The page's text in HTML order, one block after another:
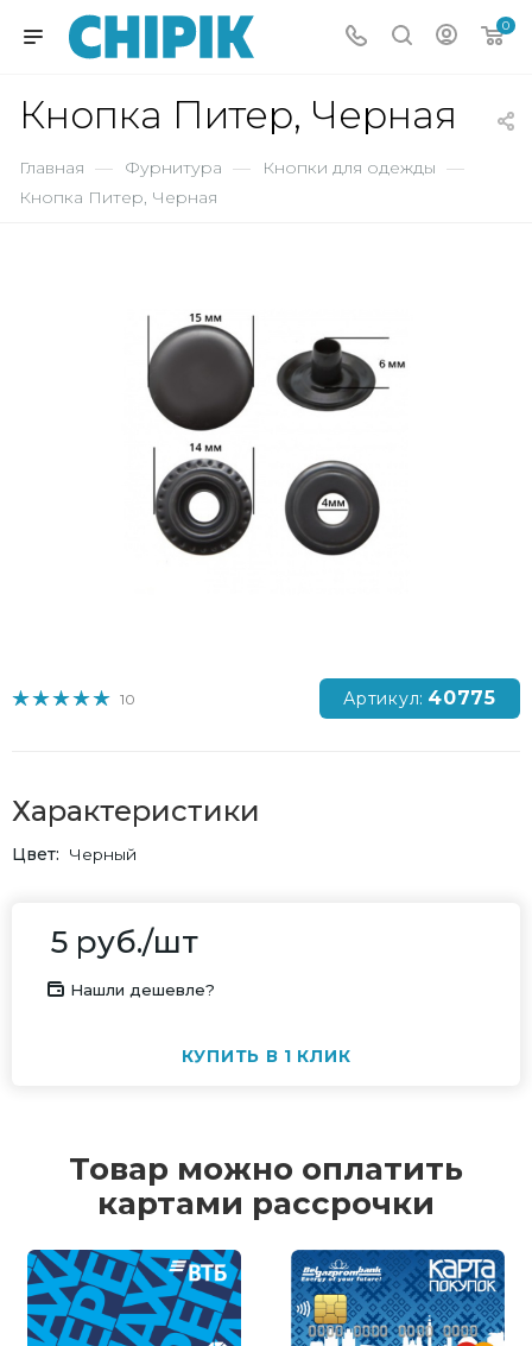
0
Кнопка Питер, Черная
Главная — Фурнитура — Кнопки для одежды —
Кнопка Питер, Черная
10 Артикул: 40775
Характеристики
Цвет Черный
5 руб./шт
Нашли дешевле?
КУПИТЬ В 1 КЛИК
Товар можно оплатить
картами рассрочки